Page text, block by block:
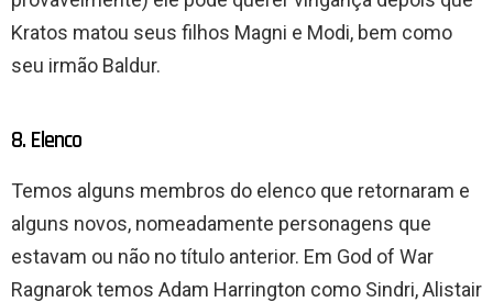
Kratos matou seus filhos Magni e Modi, bem como
seu irmão Baldur.
8. Elenco
Temos alguns membros do elenco que retornaram e
alguns novos, nomeadamente personagens que
estavam ou não no título anterior. Em God of War
Ragnarok temos Adam Harrington como Sindri, Alistair